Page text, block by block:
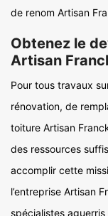
de renom Artisan
Obtenez le
Artisan
Pour tous travaux
rénovation, de
toiture Artisan
des ressources
accomplir cette
l’entreprise Artisan
spécialistes